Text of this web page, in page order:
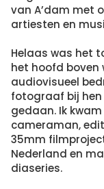
van A’dam met
artiesten en
Helaas was het
het hoofd boven
audiovisueel
fotograaf bij
gedaan. Ik
cameraman,
35mm
Nederland en
diaseries.